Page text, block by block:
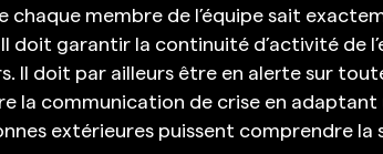
chaque membre de l’équipe sait
garantir la continuité d’activité de
Il doit par ailleurs être en alerte sur
la communication de crise en adaptant
extérieures puissent comprendre